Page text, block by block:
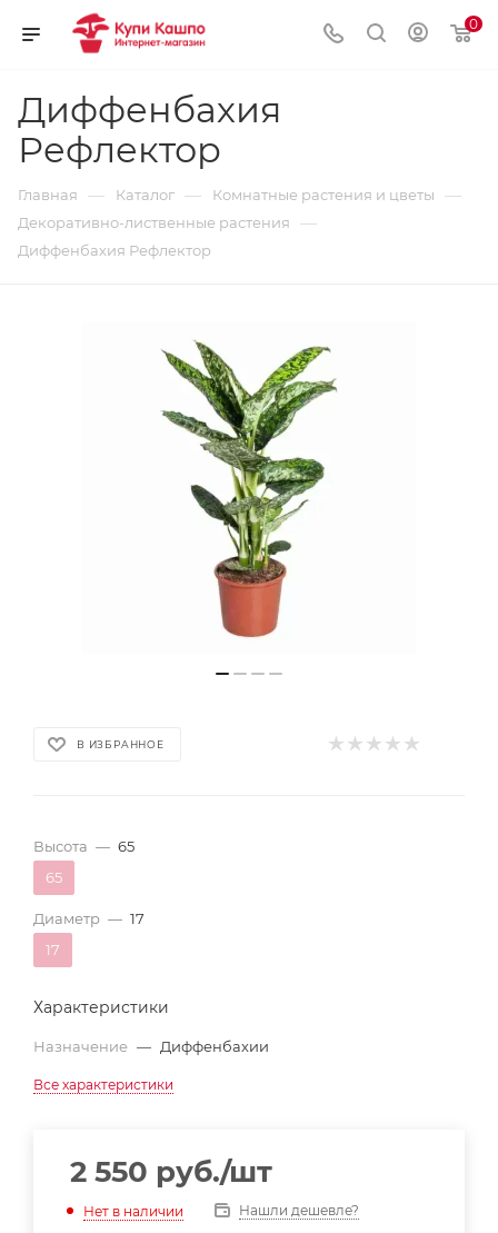
0
Диффенбахия
Рефлектор
Главная — Каталог — Комнатные растения и цветы —
Декоративно-лиственные растения —
Диффенбахия Рефлектор
В ИЗБРАННОЕ
Высота — 65
65
Диаметр — 17
17
Характеристики
Назначение — Диффенбахии
Все характеристики
2 550 руб./шт
Нет в наличии Нашли дешевле?